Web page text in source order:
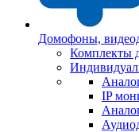
Домофоны,
Комплекты
IP